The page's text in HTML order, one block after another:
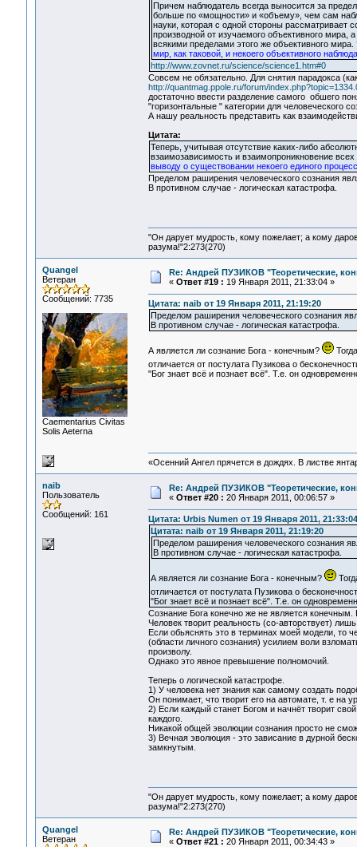
Причем наблюдатель всегда выносится за
больше по «мощности» и «объему», чем сам
науки, которая с одной стороны рассматривает
производной от изучаемого объективного мира,
всякими пределами этого же объективного мира.
мир, как таковой, и некоего объективного
http://www.zovnet.ru/science/science1.htm#0
Совсем не обязательно. Для снятия парадокса
http://quantmag.ppole.ru/forum/
достаточно ввести разделение самого обшего
"горизонтальные " категории для человеческого
А нашу реальность представить как
Цитата:
Теперь, учитывая отсутствие каких-либо
взаимозависимость и взаимопроникновение
выводу о существовании некоего единого
Пределом раширения человеческого сознания
В противном случае - логическая катастрофа.
"Он дарует мудрость, кому пожелает; а кому
разума!"2:273(270)
Quangel
Ветеран
Сообщений: 7735
Сaementarius Civitas
Solis Aeterna
Re: Андрей ПУЗИКОВ "Теоретические,
« Ответ #19 : 19 Января 2011, 21:33:04 »
Цитата: naib от 19 Января 2011, 21:19:20
Пределом раширения человеческого сознания
В противном случае - логическая катастрофа.
А является ли сознание Бога - конечным?
отличается от постулата Пузикова о
"Бог знает всё и познает всё". Т.е. он
«Осенний Ангел прячется в дождях. В листве
naib
Пользователь
Сообщений: 161
Re: Андрей ПУЗИКОВ "Теоретические,
« Ответ #20 : 20 Января 2011, 00:06:57 »
Цитата: Urbis Numen от 19 Января 2011, 21:33:04
Цитата: naib от 19 Января 2011, 21:19:20
Пределом раширения человеческого сознания
В противном случае - логическая катастрофа.
А является ли сознание Бога - конечным?
отличается от постулата Пузикова о
"Бог знает всё и познает всё". Т.е. он
Сознание Бога конечно же не является
Человек творит реальность (со-авторствует)
Если обьяснять это в терминах моей модели,
(области личного сознания) усилием воли
произволу.
Однако это явное превышение полномочий.
Теперь о логической катастрофе.
1) У человека нет знания как самому создать
Он понимает, что творит его на автомате, т. е на
2) Если каждый станет Богом и начнёт творит
каждого.
Никакой общей эволюции сознания просто не
3) Вечная эволюция - это зависание в дурной
замкнутым.
"Он дарует мудрость, кому пожелает; а кому
разума!"2:273(270)
Quangel
Ветеран
Re: Андрей ПУЗИКОВ "Теоретические,
« Ответ #21 : 20 Января 2011, 00:34:43 »